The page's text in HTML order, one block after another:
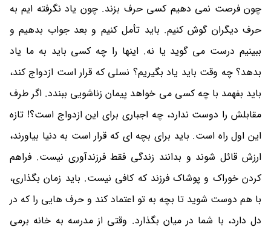
چون فرصت نمی دهیم کسی حرف بزند. چون یاد نگرفته ایم به
حرف دیگران گوش کنیم. باید تأمل کنیم و بعد جواب بدهیم و
ببینیم درست می گوید یا نه. اینها را چه کسی باید به ما یاد
بدهد؟ چه وقت باید یاد بگیریم؟ نسلی که قرار است ازدواج کند،
باید بفهمد با چه کسی می خواهد پیمان زناشویی ببندد. اگر طرف
مقابلش را دوست ندارد، چه اجباری برای این ازدواج است؟! تازه
این اول راه است. باید برای بچه ای که قرار است به دنیا بیاورند،
ارزش قائل شوند و بدانند زندگی فقط فرزندآوری نیست. فراهم
کردن خوراک و پوشاک فرزند که کافی نیست. باید زمان بگذاری،
با هم دوست شوید تا بچه به تو اعتماد کند و حرف هایی را که در
دل دارد، با شما در میان بگذارد. وقتی از مدرسه به خانه برمی